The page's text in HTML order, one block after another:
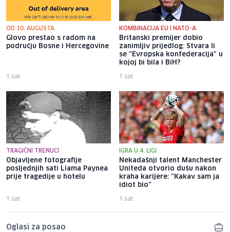
OD 10. AUGUSTA
Glovo prestao s radom na
području Bosne i Hercegovine
1 sat
KOMBINACIJA EU I NATO-A
Britanski premijer dobio
zanimljiv prijedlog: Stvara li
se "Evropska konfederacija" u
kojoj bi bila i BiH?
1 sat
TRAGIČNI TRENUCI
Objavljene fotografije
posljednjih sati Liama ​​Paynea
prije tragedije u hotelu
1 sat
IGRA U 4. LIGI
Nekadašnji talent Manchester
Uniteda otvorio dušu nakon
kraha karijere: "Kakav sam ja
idiot bio"
1 sat
Oglasi za posao